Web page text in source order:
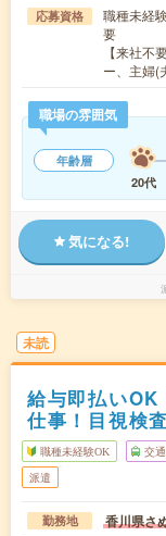
応募資格
職種未経
要
【来社不
ー、主婦
職場の雰囲気
年齢層
20代
気になる!
未読
給与即払いOK
仕事！目視検査
職種未経験OK 交
派遣
勤務地 香川県さ